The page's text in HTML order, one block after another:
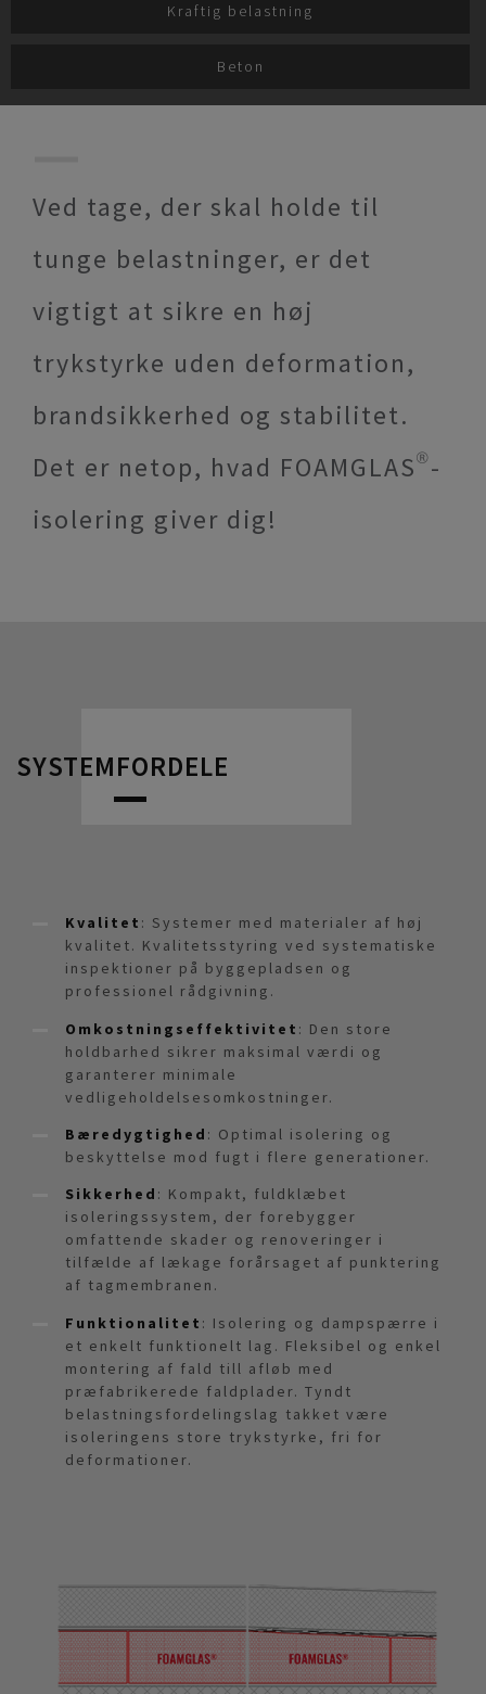
Kraftig belastning
Beton
Ved tage, der skal holde til
tunge belastninger, er det
vigtigt at sikre en høj
trykstyrke uden deformation,
brandsikkerhed og stabilitet.
Det er netop, hvad FOAMGLAS®-
isolering giver dig!
SYSTEMFORDELE
Kvalitet : Systemer med materialer af høj
kvalitet. Kvalitetsstyring ved systematiske
inspektioner på byggepladsen og
professionel rådgivning.
Omkostningseffektivitet : Den store
holdbarhed sikrer maksimal værdi og
garanterer minimale
vedligeholdelsesomkostninger.
Bæredygtighed : Optimal isolering og
beskyttelse mod fugt i flere generationer.
Sikkerhed : Kompakt, fuldklæbet
isoleringssystem, der forebygger
omfattende skader og renoveringer i
tilfælde af lækage forårsaget af punktering
af tagmembranen.
Funktionalitet : Isolering og dampspærre i
et enkelt funktionelt lag. Fleksibel og enkel
montering af fald till afløb med
præfabrikerede faldplader. Tyndt
belastningsfordelingslag takket være
isoleringens store trykstyrke, fri for
deformationer.